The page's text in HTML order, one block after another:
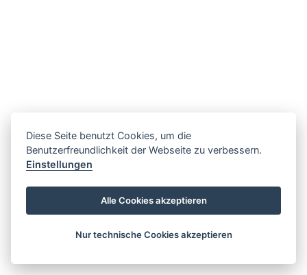
Diese Seite benutzt Cookies, um die
Benutzerfreundlichkeit der Webseite zu verbessern.
Einstellungen
Alle Cookies akzeptieren
Nur technische Cookies akzeptieren